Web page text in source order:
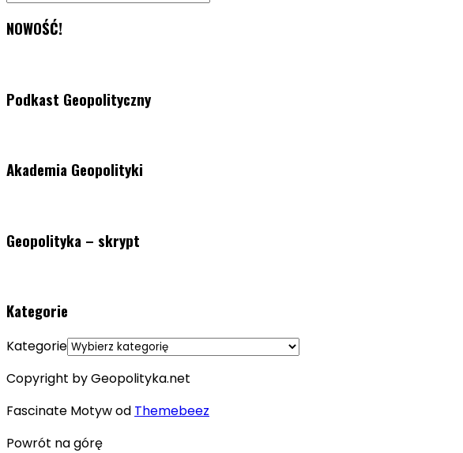
NOWOŚĆ!
Podkast Geopolityczny
Akademia Geopolityki
Geopolityka – skrypt
Kategorie
Kategorie
Copyright by Geopolityka.net
Fascinate Motyw od Themebeez
Powrót na górę